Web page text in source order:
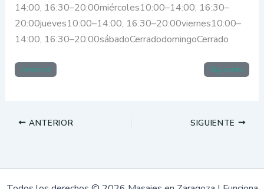
14:00, 16:30–20:00miércoles10:00–14:00, 16:30–
20:00jueves10:00–14:00, 16:30–20:00viernes10:00–
14:00, 16:30–20:00sábadoCerradodomingoCerrado
Anterior Siguiente
ANTERIOR SIGUIENTE